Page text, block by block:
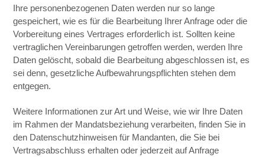
Ihre personenbezogenen Daten werden nur so lange
gespeichert, wie es für die Bearbeitung Ihrer Anfrage oder die
Vorbereitung eines Vertrages erforderlich ist. Sollten keine
vertraglichen Vereinbarungen getroffen werden, werden Ihre
Daten gelöscht, sobald die Bearbeitung abgeschlossen ist, es
sei denn, gesetzliche Aufbewahrungspflichten stehen dem
entgegen.
Weitere Informationen zur Art und Weise, wie wir Ihre Daten
im Rahmen der Mandatsbeziehung verarbeiten, finden Sie in
den Datenschutzhinweisen für Mandanten, die Sie bei
Vertragsabschluss erhalten oder jederzeit auf Anfrage